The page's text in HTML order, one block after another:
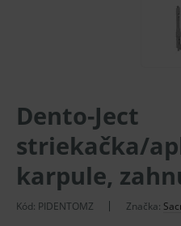
Dento-Ject
striekačka/
karpule,
Kód: PIDENTOMZ Značka: